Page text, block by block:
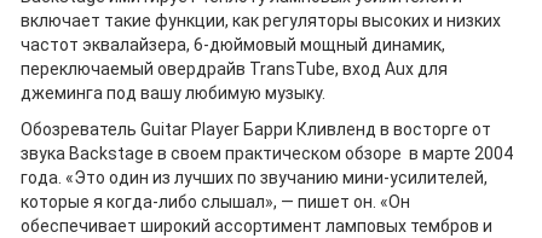
включает такие функции, как регуляторы высоких и низких
частот эквалайзера, 6-дюймовый мощный динамик,
переключаемый овердрайв TransTube, вход Aux для
джеминга под вашу любимую музыку.
Обозреватель Guitar Player Барри Кливленд в восторге от
звука Backstage в своем практическом обзоре в марте 2004
года. «Это один из лучших по звучанию мини-усилителей,
которые я когда-либо слышал», — пишет он. «Он
обеспечивает широкий ассортимент ламповых тембров и